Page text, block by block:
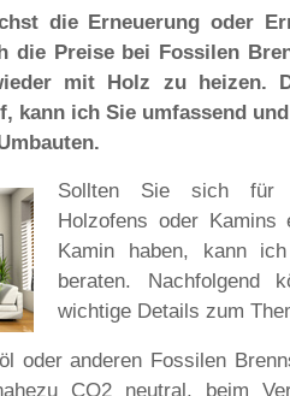
die Erneuerung oder
die Preise bei Fossilen
mit Holz zu heizen.
kann ich Sie umfassend
Sollten Sie sich für
Holzofens oder Kamins
Kamin haben, kann
beraten. Nachfolgend
wichtige Details zum
oder anderen Fossilen
CO2 neutral, beim